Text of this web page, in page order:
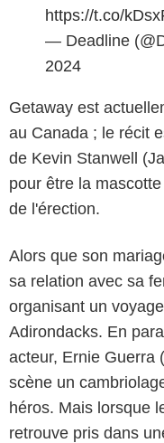
https://t.co/
— Deadline
2024
Getaway est
au Canada ; le récit
de Kevin Stanwell
pour être la
de l'érection.
Alors que son
sa relation avec sa
organisant un
Adirondacks. En
acteur, Ernie Guerra
scène un
héros. Mais lorsque
retrouve pris dans